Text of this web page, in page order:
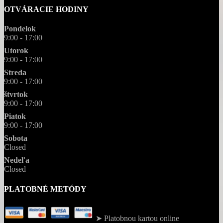
OTVÁRACIE HODINY
Pondelok
9:00 - 17:00
Utorok
9:00 - 17:00
Streda
9:00 - 17:00
štvrtok
9:00 - 17:00
Piatok
9:00 - 17:00
Sobota
Closed
Nedeľa
Closed
PLATOBNÉ METÓDY
➤ Platobnou kartou online